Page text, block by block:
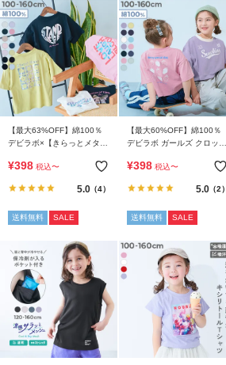
ガ
ド・
ヘ
ル
プ
デ
ビ
ロ
ク
に
つ
て
お
買
い
物
【最大63%OFF】綿100％
デビラボ×【きらっとメタリ
ット プリント半袖Tシャツ
¥398 税込〜
5.0（4）
送料無料 SALE
【最大60%OFF】綿100％
デビラボ ガールズ クロップ
¥398 税込〜
5.0（2）
送料無料 SALE